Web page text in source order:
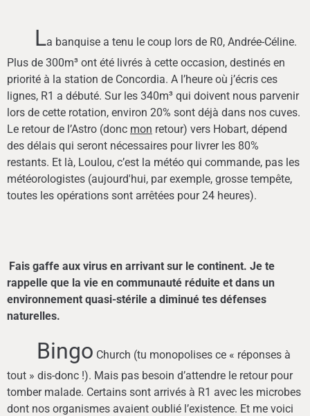
La banquise a tenu le coup lors de R0, Andrée-Céline.
Plus de 300m³ ont été livrés à cette occasion, destinés en
priorité à la station de Concordia. A l’heure où j’écris ces
lignes, R1 a débuté. Sur les 340m³ qui doivent nous parvenir
lors de cette rotation, environ 20% sont déjà dans nos cuves.
Le retour de l’Astro (donc mon retour) vers Hobart, dépend
des délais qui seront nécessaires pour livrer les 80%
restants. Et là, Loulou, c’est la météo qui commande, pas les
météorologistes (aujourd'hui, par exemple, grosse tempête,
toutes les opérations sont arrêtées pour 24 heures).
Fais gaffe aux virus en arrivant sur le continent. Je te
rappelle que la vie en communauté réduite et dans un
environnement quasi-stérile a diminué tes défenses
naturelles.
Bingo Church (tu monopolises ce « réponses à
tout » dis-donc !). Mais pas besoin d’attendre le retour pour
tomber malade. Certains sont arrivés à R1 avec les microbes
dont nos organismes avaient oublié l’existence. Et me voici